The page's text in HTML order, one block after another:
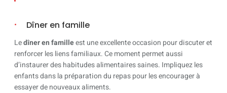
Dîner en famille
Ledîner en familleest une excellente occasion pour discuter et
renforcer les liens familiaux. Ce moment permet aussi
d’instaurer des habitudes alimentaires saines. Impliquez les
enfants dans la préparation du repas pour les encourager à
essayer de nouveaux aliments.